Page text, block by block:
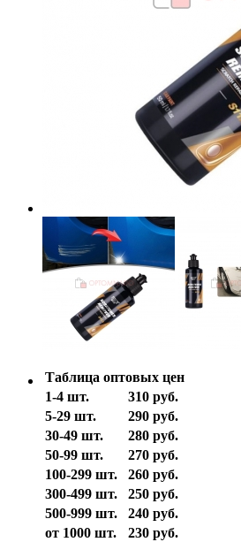
Таблица оптовых цен
1-4 шт.
310 руб.
5-29 шт.
290 руб.
30-49 шт.
280 руб.
50-99 шт.
270 руб.
100-299 шт.
260 руб.
300-499 шт.
250 руб.
500-999 шт.
240 руб.
от 1000 шт.
230 руб.